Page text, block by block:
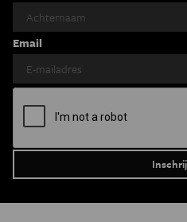
Email